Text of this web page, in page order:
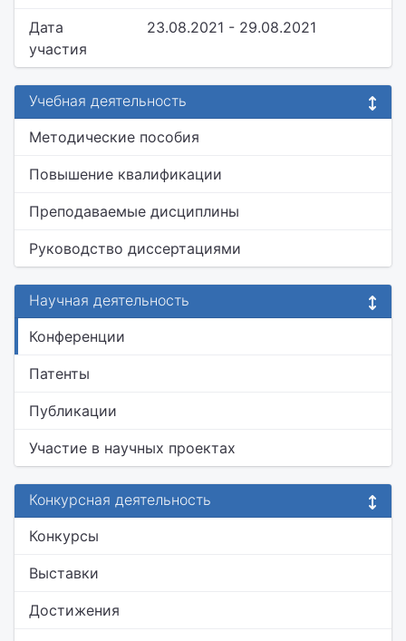
Дата
участия
23.08.2021 - 29.08.2021
Учебная деятельность
Методические пособия
Повышение квалификации
Преподаваемые дисциплины
Руководство диссертациями
Научная деятельность
Конференции
Патенты
Публикации
Участие в научных проектах
Конкурсная деятельность
Конкурсы
Выставки
Достижения